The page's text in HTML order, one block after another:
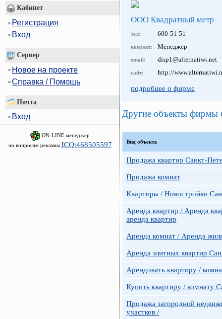
Кабинет
Регистрация
Вход
Сервер
Новое на проекте
Справка / Помощь
Почта
Вход
ON-LINE менеджер
по вопросам рекламы ICQ:468505597
ООО Квадратный метр
тел: 600-51-51
контакт: Менеджер
email: disp1@alternatiwi.net
сайт: http://
подробнее о фирме
Другие объекты фирмы
Вид объекта
Продажа квартир Санкт-
Продажа комнат
Квартиры / Новостройки
Аренда квартир / Аренда
аренда квартир
Аренда комнат / Аренда
Аренда элитных квартир
Арендовать квартиру /
Купить квартиру / комнату
Продажа загородной
участков /